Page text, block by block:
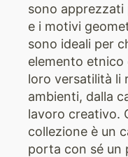
sono apprezzati
e i motivi
sono ideali per
elemento etnico
loro versatilità li
ambienti, dalla
lavoro creativo.
collezione è un
porta con sé un